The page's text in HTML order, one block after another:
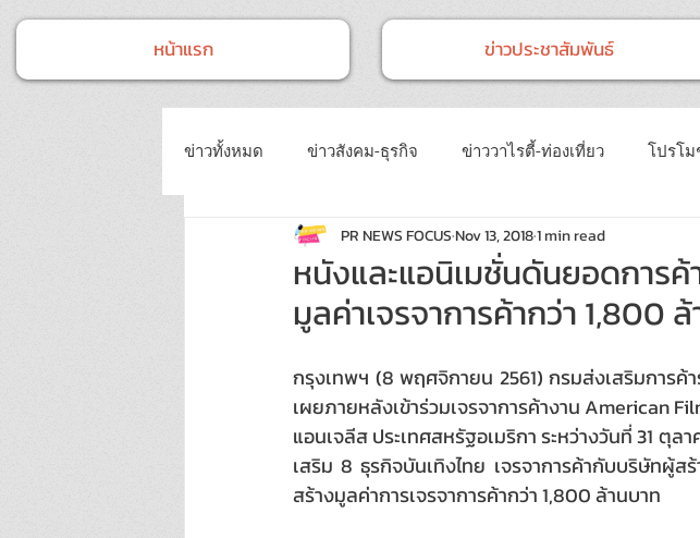
หน้าแรก ข่าวประชาสัมพันธ์
ข่าวทั้งหมด ข่าวสังคม-ธุรกิจ ข่าววาไรตี้-ท่องเที่ยว โปรโ
ข่าวงานประชุม-อบรมสัมมนา ข่าวทั่วไป ข่าวการศึกษา
ข่าวบันเทิง บทความประชาสัมพันธ์ Event ข่าวเทค
หนังและแอนิเมชั่นดันยอดการ
มูลค่าเจรจาการค้ากว่า 1,800
PR NEWS FOCUSNov 13, 20181 min read
กรุงเทพฯ (8 พฤศจิกายน 2561) กรมส่งเสริมการค้
เผยภายหลังเข้าร่วมเจรจาการค้างาน American
แอนเจลีส ประเทศสหรัฐอเมริกา ระหว่างวันที่ 31 ตุ
เสริม 8 ธุรกิจบันเทิงไทย เจรจาการค้ากับบริษัทผู้
สร้างมูลค่าการเจรจาการค้ากว่า 1,800 ล้านบาท